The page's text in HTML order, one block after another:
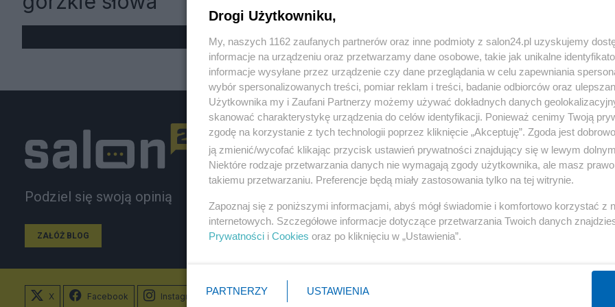
« WRÓĆ DO NOTKI
Podziel się swoją opinią
ZAŁÓŻ BLOG
Polityka
Rosja
PiS
Prezydent
NATO
Gospodarka
Biznes
Pieniądze
Inwestycje
Podatki
X Facebook Instagram
Drogi Użytkowniku,
My, naszych 1162 zaufanych partnerów oraz inne podmioty z salon24.pl uzyskujemy
informacje na urządzeniu oraz przetwarzamy dane osobowe, takie jak unikalne
informacje wysyłane przez urządzenie czy dane przeglądania w celu zapewniania
wybór spersonalizowanych treści, pomiar reklam i treści, badanie odbiorców oraz
Użytkownika my i Zaufani Partnerzy możemy używać dokładnych danych
skanować charakterystykę urządzenia do celów identyfikacji. Ponieważ cenimy Twoją
zgodę na korzystanie z tych technologii poprzez kliknięcie „Akceptuję”. Zgoda jest
ją zmienić/wycofać klikając przycisk ustawień prywatności znajdujący się w lewym
Niektóre rodzaje przetwarzania danych nie wymagają zgody użytkownika, ale masz
takiemu przetwarzaniu. Preferencje będą miały zastosowania tylko na tej witrynie.
Zapoznaj się z poniższymi informacjami, abyś mógł świadomie i komfortowo korzystać z
internetowych. Szczegółowe informacje dotyczące przetwarzania Twoich danych
Prywatności i Cookies oraz po kliknięciu w „Ustawienia”.
PARTNERZY USTAWIENIA